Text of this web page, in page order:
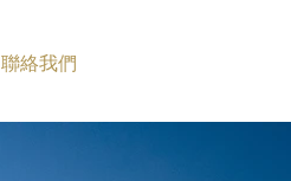
聯絡我們